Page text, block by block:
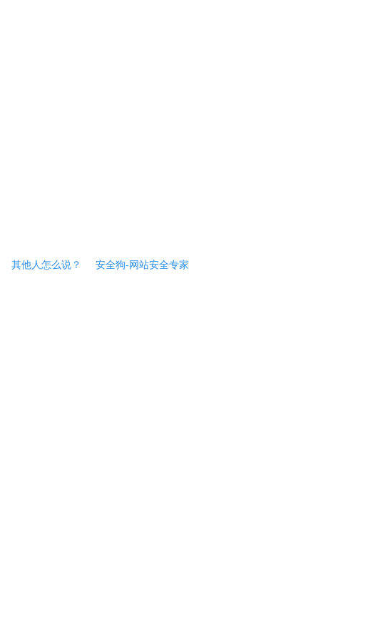
其他人怎么说？ 安全狗-网站安全专家